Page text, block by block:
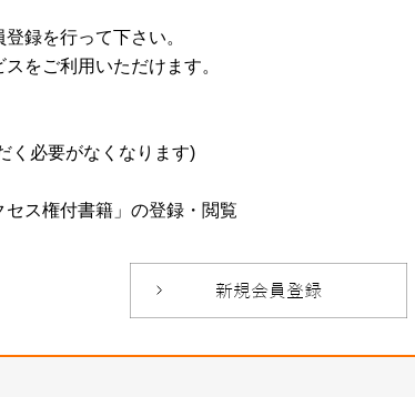
録を行って下さい。
をご利用いただけます。
く必要がなくなります)
セス権付書籍」の登録・閲覧